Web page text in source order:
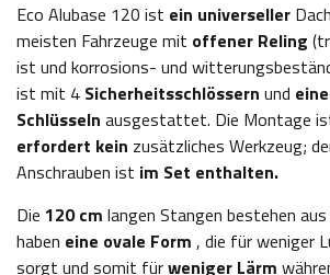
Eco Alubase 120 ist ein universeller
meisten Fahrzeuge mit offener Reling
ist und korrosions- und
ist mit 4 Sicherheitsschlössern und
Schlüsseln ausgestattet. Die Montage
erfordert kein zusätzliches Werkzeug;
Anschrauben ist im Set enthalten.
Die 120 cm langen Stangen bestehen aus
haben eine ovale Form , die für weniger
sorgt und somit fürweniger Lärm